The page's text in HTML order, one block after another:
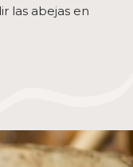
las abejas en